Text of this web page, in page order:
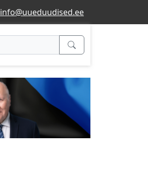
info@uueduudised.ee